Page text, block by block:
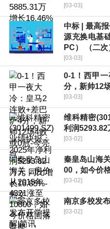
[03-03]
中标 | 最高
源充换电基
PC） （二
[03-03]
0-1！西甲
分，新帅12
[03-03]
维科精密
利润5293.82
[03-02]
秦皇岛山海
00，如今价
[03-02]
南京多校发
[03-02]